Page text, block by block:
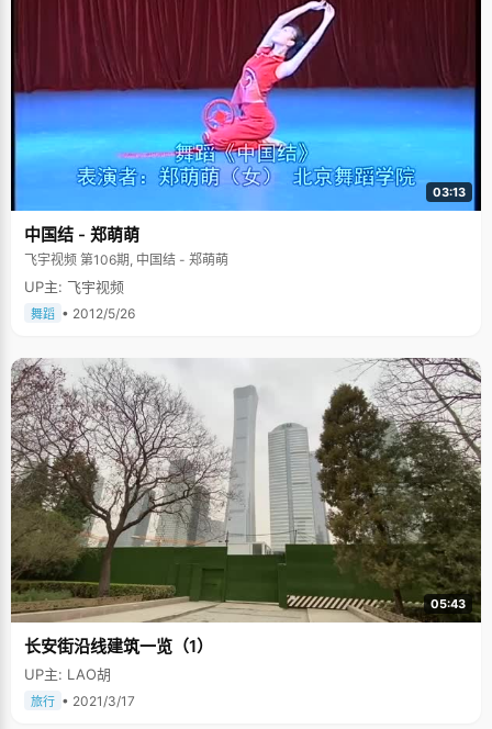
03:13
中国结 - 郑萌萌
飞宇视频 第106期, 中国结 - 郑萌萌
UP主: 飞宇视频
舞蹈 • 2012/5/26
05:43
长安街沿线建筑一览（1）
UP主: LAO胡
旅行 • 2021/3/17